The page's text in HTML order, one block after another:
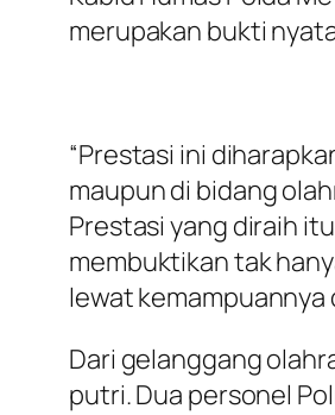
merupakan bukti
“Prestasi ini
maupun di bidang
Prestasi yang diraih
membuktikan tak
lewat kemampuannya
Dari gelanggang
putri. Dua personel